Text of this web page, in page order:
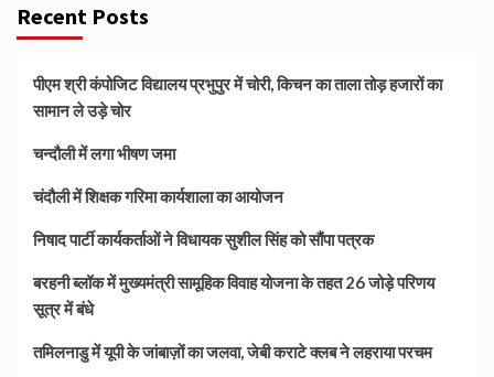
Recent Posts
पीएम श्री कंपोजिट विद्यालय प्रभुपुर में चोरी, किचन का ताला तोड़ हजारों का
सामान ले उड़े चोर
चन्दौली में लगा भीषण जमा
चंदौली में शिक्षक गरिमा कार्यशाला का आयोजन
निषाद पार्टी कार्यकर्ताओं ने विधायक सुशील सिंह को सौंपा पत्रक
बरहनी ब्लॉक में मुख्यमंत्री सामूहिक विवाह योजना के तहत 26 जोड़े परिणय
सूत्र में बंधे
तमिलनाडु में यूपी के जांबाज़ों का जलवा, जेबी कराटे क्लब ने लहराया परचम